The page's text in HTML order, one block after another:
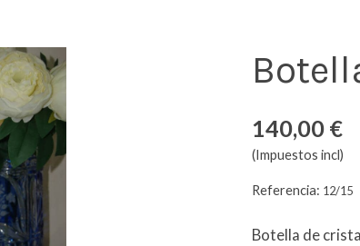
140,00 €
(Impuestos incl)
Referencia: 12/15
Botella de